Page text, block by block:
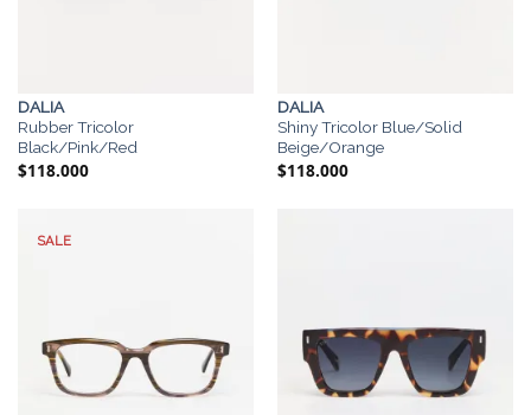
DALIA
Rubber Tricolor
Black/Pink/Red
$118.000
DALIA
Shiny Tricolor Blue/Solid
Beige/Orange
$118.000
SALE